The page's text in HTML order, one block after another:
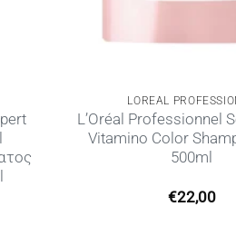
LOREAL
L’Oréal Professionnel
Vitamino Color
500ml
€22,00